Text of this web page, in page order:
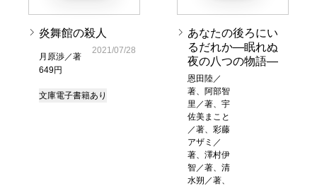
炎舞館の殺人
月原渉／著
649円
2021/07/28
文庫電子書籍あり
あなたの後ろにい
るだれか―眠れぬ
夜の八つの物語―
恩田陸／
著、阿部智
里／著、宇
佐美まこと
／著、彩藤
アザミ／
著、澤村伊
智／著、清
水朔／著、